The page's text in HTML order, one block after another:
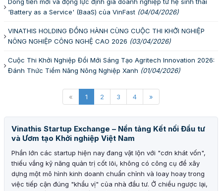
Dòng tiền mới và động lực định giá doanh nghiệp từ hệ sinh thái
'Battery as a Service' (BaaS) của VinFast (04/04/2026)
VINATHIS HOLDING ĐỒNG HÀNH CÙNG CUỘC THI KHỞI NGHIỆP
NÔNG NGHIỆP CÔNG NGHỆ CAO 2026 (03/04/2026)
Cuộc Thi Khởi Nghiệp Đổi Mới Sáng Tạo Agritech Innovation 2026:
Đánh Thức Tiềm Năng Nông Nghiệp Xanh (01/04/2026)
« 1 2 3 4 »
Vinathis Startup Exchange – Nền tảng Kết nối Đầu tư
và Ươm tạo Khởi nghiệp Việt Nam
Phần lớn các startup hiện nay đang vật lộn với "cơn khát vốn",
thiếu vắng kỹ năng quản trị cốt lõi, không có công cụ để xây
dựng một mô hình kinh doanh chuẩn chỉnh và loay hoay trong
việc tiếp cận đúng "khẩu vị" của nhà đầu tư. Ở chiều ngược lại,